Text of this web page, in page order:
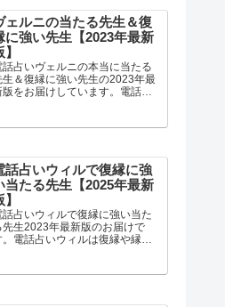
定が体験できます。
ェルニの当たる先生＆復
に強い先生【2023年最新
話占いヴェルニの本当に当たる
生＆復縁に強い先生の2023年最
版をお届けしています。電話占
占い師と交渉し専属契約を結ん
籍しています。
話占いウィルで復縁に強
当たる先生【2025年最新
】
話占いウィルで復縁に強い当た
先生2023年最新版のお届けで
。電話占いウィルは復縁や縁結
する先生も多く相手の気持ちや
アドバイスを頂けます。